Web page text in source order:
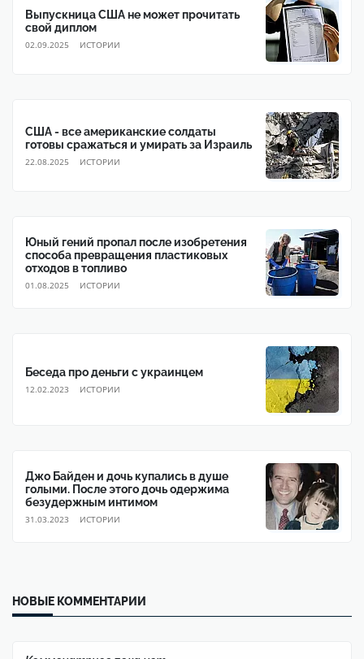
Выпускница США не может прочитать
свой диплом
02.09.2025 ИСТОРИИ
США - все американские солдаты
готовы сражаться и умирать за Израиль
22.08.2025 ИСТОРИИ
Юный гений пропал после изобретения
способа превращения пластиковых
отходов в топливо
01.08.2025 ИСТОРИИ
Беседа про деньги с украинцем
12.02.2023 ИСТОРИИ
Джо Байден и дочь купались в душе
голыми. После этого дочь одержима
безудержным интимом
31.03.2023 ИСТОРИИ
НОВЫЕ КОММЕНТАРИИ